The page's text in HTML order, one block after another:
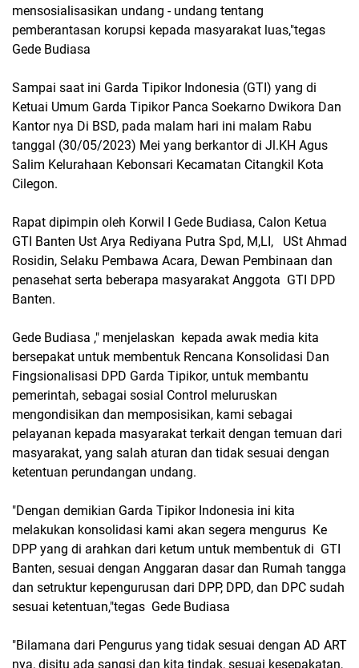
mensosialisasikan undang - undang tentang
pemberantasan korupsi kepada masyarakat luas,"tegas
Gede Budiasa
Sampai saat ini Garda Tipikor Indonesia (GTI) yang di
Ketuai Umum Garda Tipikor Panca Soekarno Dwikora Dan
Kantor nya Di BSD, pada malam hari ini malam Rabu
tanggal (30/05/2023) Mei yang berkantor di Jl.KH Agus
Salim Kelurahaan Kebonsari Kecamatan Citangkil Kota
Cilegon.
Rapat dipimpin oleh Korwil I Gede Budiasa, Calon Ketua
GTI Banten Ust Arya Rediyana Putra Spd, M,LI, USt Ahmad
Rosidin, Selaku Pembawa Acara, Dewan Pembinaan dan
penasehat serta beberapa masyarakat Anggota GTI DPD
Banten.
Gede Budiasa ," menjelaskan kepada awak media kita
bersepakat untuk membentuk Rencana Konsolidasi Dan
Fingsionalisasi DPD Garda Tipikor, untuk membantu
pemerintah, sebagai sosial Control meluruskan
mengondisikan dan memposisikan, kami sebagai
pelayanan kepada masyarakat terkait dengan temuan dari
masyarakat, yang salah aturan dan tidak sesuai dengan
ketentuan perundangan undang.
"Dengan demikian Garda Tipikor Indonesia ini kita
melakukan konsolidasi kami akan segera mengurus Ke
DPP yang di arahkan dari ketum untuk membentuk di GTI
Banten, sesuai dengan Anggaran dasar dan Rumah tangga
dan setruktur kepengurusan dari DPP, DPD, dan DPC sudah
sesuai ketentuan,"tegas Gede Budiasa
"Bilamana dari Pengurus yang tidak sesuai dengan AD ART
nya, disitu ada sangsi dan kita tindak, sesuai kesepakatan,